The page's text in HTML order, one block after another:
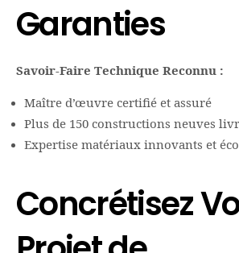
Garanties
Savoir-Faire Technique Reconnu :
Maître d’œuvre certifié et assuré
Plus de 150 constructions neuves
Expertise matériaux innovants et
Concrétisez